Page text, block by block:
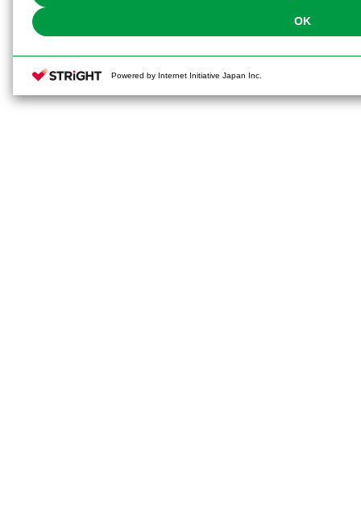
OK
Powered by Internet Initiative Japan Inc.